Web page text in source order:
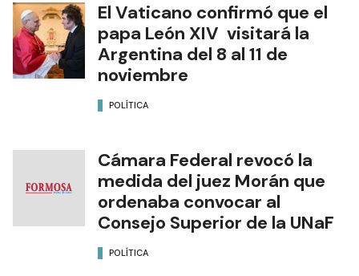
El Vaticano confirmó que el
papa León XIV visitará la
Argentina del 8 al 11 de
noviembre
POLÍTICA
Cámara Federal revocó la
medida del juez Morán que
ordenaba convocar al
Consejo Superior de la UNaF
POLÍTICA